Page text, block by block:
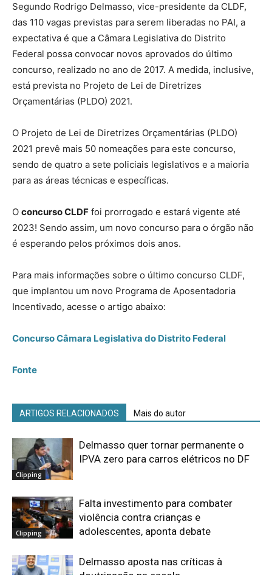
Segundo Rodrigo Delmasso, vice-presidente da CLDF,
das 110 vagas previstas para serem liberadas no PAI, a
expectativa é que a Câmara Legislativa do Distrito
Federal possa convocar novos aprovados do último
concurso, realizado no ano de 2017. A medida, inclusive,
está prevista no Projeto de Lei de Diretrizes
Orçamentárias (PLDO) 2021.
O Projeto de Lei de Diretrizes Orçamentárias (PLDO)
2021 prevê mais 50 nomeações para este concurso,
sendo de quatro a sete policiais legislativos e a maioria
para as áreas técnicas e específicas.
O concurso CLDF foi prorrogado e estará vigente até
2023! Sendo assim, um novo concurso para o órgão não
é esperando pelos próximos dois anos.
Para mais informações sobre o último concurso CLDF,
que implantou um novo Programa de Aposentadoria
Incentivado, acesse o artigo abaixo:
Concurso Câmara Legislativa do Distrito Federal
Fonte
ARTIGOS RELACIONADOS Mais do autor
Clipping
Delmasso quer tornar permanente o
IPVA zero para carros elétricos no DF
Clipping
Falta investimento para combater
violência contra crianças e
adolescentes, aponta debate
Delmasso aposta nas críticas à